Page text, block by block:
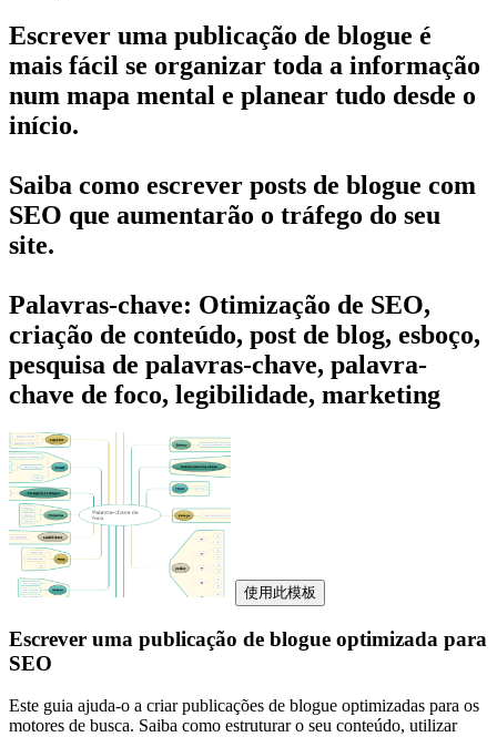
Escrever uma publicação de blogue é
mais fácil se organizar toda a informação
num mapa mental e planear tudo desde o
início.
Saiba como escrever posts de blogue com
SEO que aumentarão o tráfego do seu
site.
Palavras-chave: Otimização de SEO,
criação de conteúdo, post de blog, esboço,
pesquisa de palavras-chave, palavra-
chave de foco, legibilidade, marketing
使用此模板
Escrever uma publicação de blogue optimizada para
SEO
Este guia ajuda-o a criar publicações de blogue optimizadas para os
motores de busca. Saiba como estruturar o seu conteúdo, utilizar